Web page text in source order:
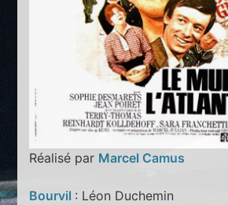
Réalisé par Marcel Camus
Bourvil : Léon Duchemin